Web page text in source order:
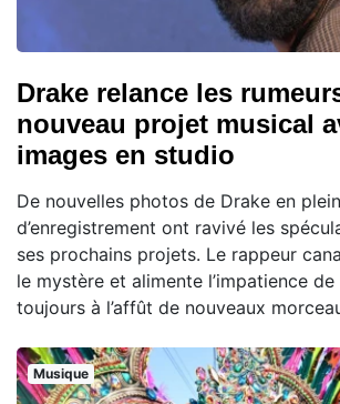
Drake relance les
nouveau projet musical
images en studio
De nouvelles photos de Drake en
d’enregistrement ont ravivé les
ses prochains projets. Le rappeur
le mystère et alimente l’impatience de
toujours à l’affût de nouveaux
Musique